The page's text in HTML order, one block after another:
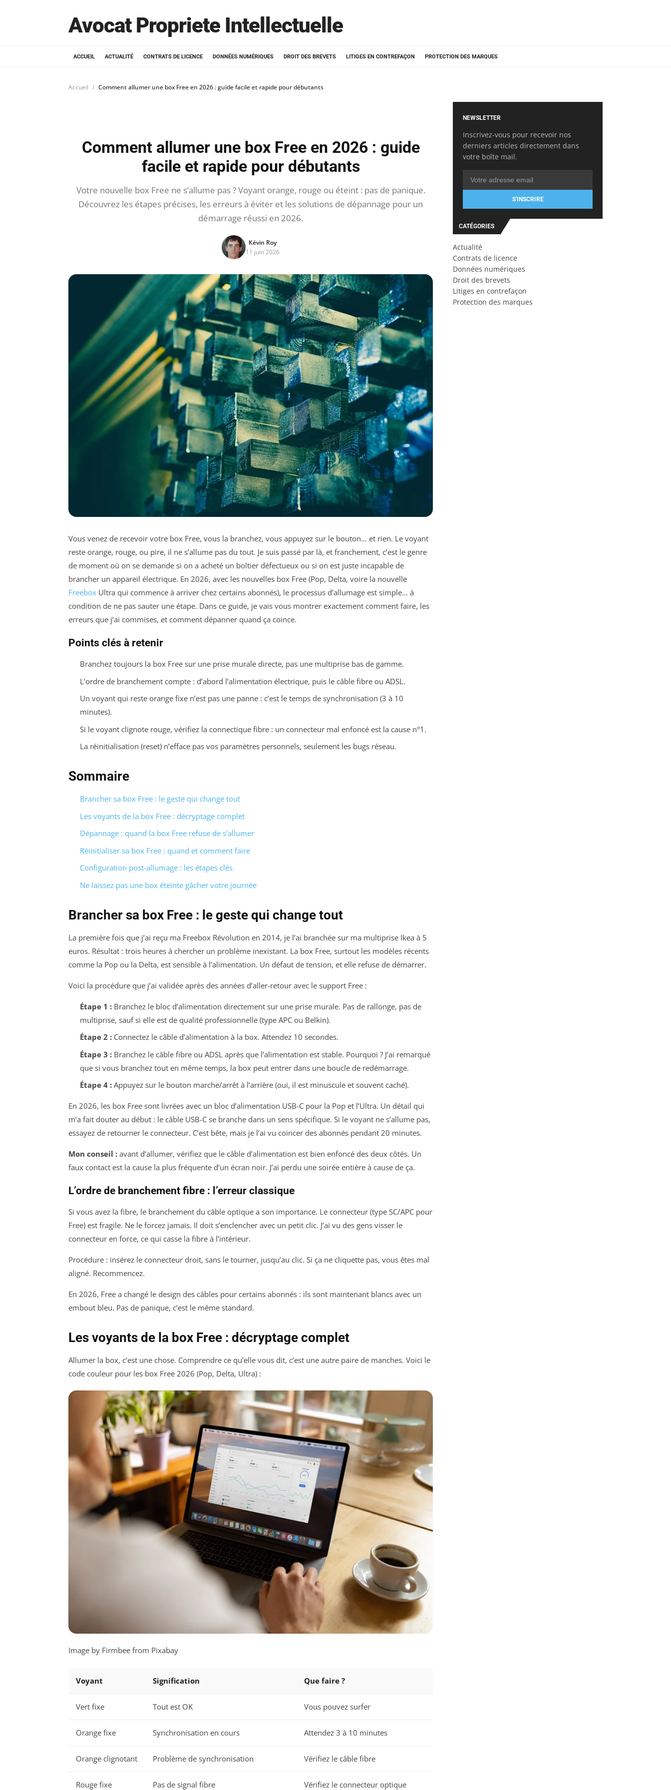
Avocat Propriete Intellectuelle
ACCUEIL ACTUALITÉ CONTRATS DE LICENCE DONNÉES NUMÉRIQUES DROIT DES BREVETS LITIGES EN CONTREFAÇON PROTECTION DES MARQUES
Accueil Comment allumer une box Free en 2026 : guide facile et rapide pour débutants
Comment allumer une box Free en 2026 : guide
facile et rapide pour débutants
Votre nouvelle box Free ne s’allume pas ? Voyant orange, rouge ou éteint : pas de panique.
Découvrez les étapes précises, les erreurs à éviter et les solutions de dépannage pour un
démarrage réussi en 2026.
Kévin Roy
11 juin 2026
Vous venez de recevoir votre box Free, vous la branchez, vous appuyez sur le bouton… et rien. Le voyant
reste orange, rouge, ou pire, il ne s’allume pas du tout. Je suis passé par là, et franchement, c’est le genre
de moment où on se demande si on a acheté un boîtier défectueux ou si on est juste incapable de
brancher un appareil électrique. En 2026, avec les nouvelles box Free (Pop, Delta, voire la nouvelle
Freebox Ultra qui commence à arriver chez certains abonnés), le processus d’allumage est simple… à
condition de ne pas sauter une étape. Dans ce guide, je vais vous montrer exactement comment faire, les
erreurs que j’ai commises, et comment dépanner quand ça coince.
Points clés à retenir
Branchez toujours la box Free sur une prise murale directe, pas une multiprise bas de gamme.
L’ordre de branchement compte : d’abord l’alimentation électrique, puis le câble fibre ou ADSL.
Un voyant qui reste orange fixe n’est pas une panne : c’est le temps de synchronisation (3 à 10
minutes).
Si le voyant clignote rouge, vérifiez la connectique fibre : un connecteur mal enfoncé est la cause n°1.
La réinitialisation (reset) n’efface pas vos paramètres personnels, seulement les bugs réseau.
Sommaire
Brancher sa box Free : le geste qui change tout
Les voyants de la box Free : décryptage complet
Dépannage : quand la box Free refuse de s’allumer
Réinitialiser sa box Free : quand et comment faire
Configuration post-allumage : les étapes clés
Ne laissez pas une box éteinte gâcher votre journée
Brancher sa box Free : le geste qui change tout
La première fois que j’ai reçu ma Freebox Révolution en 2014, je l’ai branchée sur ma multiprise Ikea à 5
euros. Résultat : trois heures à chercher un problème inexistant. La box Free, surtout les modèles récents
comme la Pop ou la Delta, est sensible à l’alimentation. Un défaut de tension, et elle refuse de démarrer.
Voici la procédure que j’ai validée après des années d’aller-retour avec le support Free :
Étape 1 :Branchez le bloc d’alimentation directement sur une prise murale. Pas de rallonge, pas de
multiprise, sauf si elle est de qualité professionnelle (type APC ou Belkin).
Étape 2 :Connectez le câble d’alimentation à la box. Attendez 10 secondes.
Étape 3 :Branchez le câble fibre ou ADSL aprèsque l’alimentation est stable. Pourquoi ? J’ai remarqué
que si vous branchez tout en même temps, la box peut entrer dans une boucle de redémarrage.
Étape 4 :Appuyez sur le bouton marche/arrêt à l’arrière (oui, il est minuscule et souvent caché).
En 2026, les box Free sont livrées avec un bloc d’alimentation USB-C pour la Pop et l’Ultra. Un détail qui
m’a fait douter au début : le câble USB-C se branche dans un sens spécifique. Si le voyant ne s’allume pas,
essayez de retourner le connecteur. C’est bête, mais je l’ai vu coincer des abonnés pendant 20 minutes.
Mon conseil : avant d’allumer, vérifiez que le câble d’alimentation est bien enfoncé des deux côtés. Un
faux contact est la cause la plus fréquente d’un écran noir. J’ai perdu une soirée entière à cause de ça.
L’ordre de branchement fibre : l’erreur classique
Si vous avez la fibre, le branchement du câble optique a son importance. Le connecteur (type SC/APC pour
Free) est fragile. Ne le forcez jamais. Il doit s’enclencher avec un petit clic. J’ai vu des gens visser le
connecteur en force, ce qui casse la fibre à l’intérieur.
Procédure : insérez le connecteur droit, sans le tourner, jusqu’au clic. Si ça ne cliquette pas, vous êtes mal
aligné. Recommencez.
En 2026, Free a changé le design des câbles pour certains abonnés : ils sont maintenant blancs avec un
embout bleu. Pas de panique, c’est le même standard.
Les voyants de la box Free : décryptage complet
Allumer la box, c’est une chose. Comprendre ce qu’elle vous dit, c’est une autre paire de manches. Voici le
code couleur pour les box Free 2026 (Pop, Delta, Ultra) :
Image by Firmbee from Pixabay
Voyant Signification Que faire ?
Vert fixe Tout est OK Vous pouvez surfer
Orange fixe Synchronisation en cours Attendez 3 à 10 minutes
Orange clignotant Problème de synchronisation Vérifiez le câble fibre
Rouge fixe Pas de signal fibre Vérifiez le connecteur optique
NEWSLETTER
Inscrivez-vous pour recevoir nos
derniers articles directement dans
votre boîte mail.
S'INSCRIRE
CATÉGORIES
Actualité
Contrats de licence
Données numériques
Droit des brevets
Litiges en contrefaçon
Protection des marques